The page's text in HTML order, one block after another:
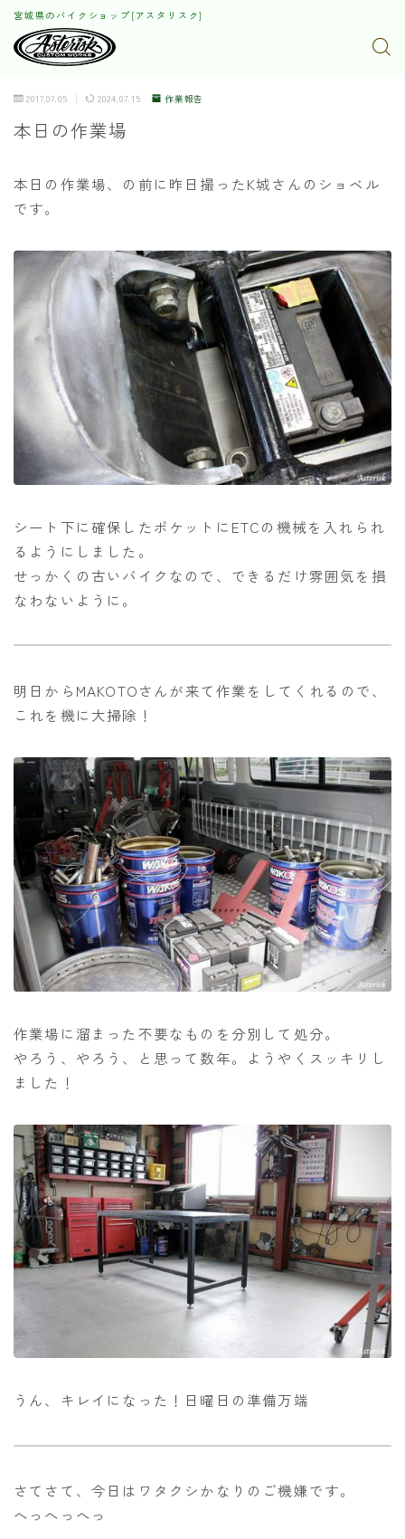
宮城県のバイクショップ[アスタリスク]
2017.07.05 2024.07.15 作業報告
本日の作業場
本日の作業場、の前に昨日撮ったK城さんのショベル
です。
シート下に確保したポケットにETCの機械を入れられ
るようにしました。
せっかくの古いバイクなので、できるだけ雰囲気を損
なわないように。
明日からMAKOTOさんが来て作業をしてくれるので、
これを機に大掃除！
作業場に溜まった不要なものを分別して処分。
やろう、やろう、と思って数年。ようやくスッキリし
ました！
うん、キレイになった！日曜日の準備万端
さてさて、今日はワタクシかなりのご機嫌です。
へっへっへっ